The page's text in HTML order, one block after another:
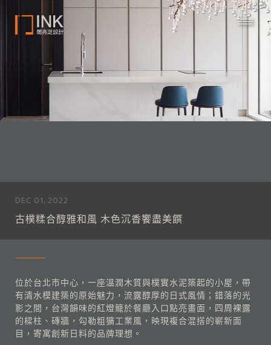
DEC 01, 2022
古樸糅合醇雅和風 木色沉香饗盡美饌
位於台北市中心，一座溫潤木質與樸實水泥築起的小屋，帶
有清水模建築的原始魅力，流露醇厚的日式風情；錯落的光
影之間，台灣韻味的紅燈籠於餐廳入口點亮畫面，四周裸露
的樑柱、磚牆，勾勒粗獷工業風，映現複合混搭的嶄新面
目，寄寓創新日料的品牌理想。